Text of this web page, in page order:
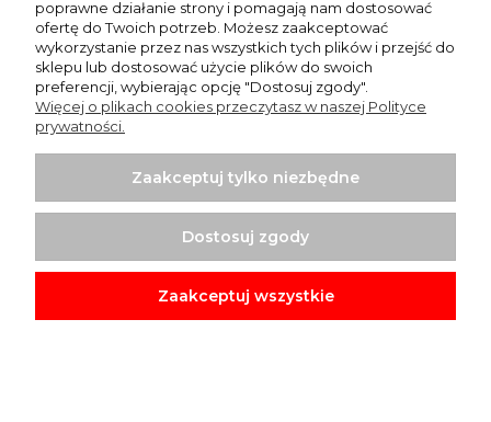
Zwrot zakupów
Informacje
poprawne działanie strony i pomagają nam dostosować
ofertę do Twoich potrzeb. Możesz zaakceptować
wykorzystanie przez nas wszystkich tych plików i przejść do
sklepu lub dostosować użycie plików do swoich
preferencji, wybierając opcję "Dostosuj zgody".
Więcej o plikach cookies przeczytasz w naszej Polityce
prywatności.
Zaakceptuj tylko niezbędne
Dostosuj zgody
Zaakceptuj wszystkie